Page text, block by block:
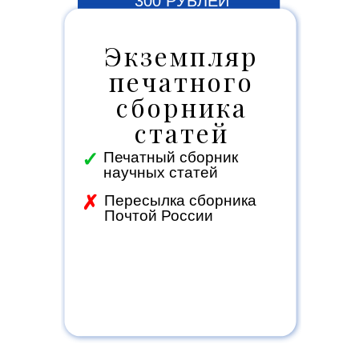
Пересылка сборника
Почтой России
✗
Печатный сборник
научных статей
✓
Экземпляр
печатного
сборника
статей